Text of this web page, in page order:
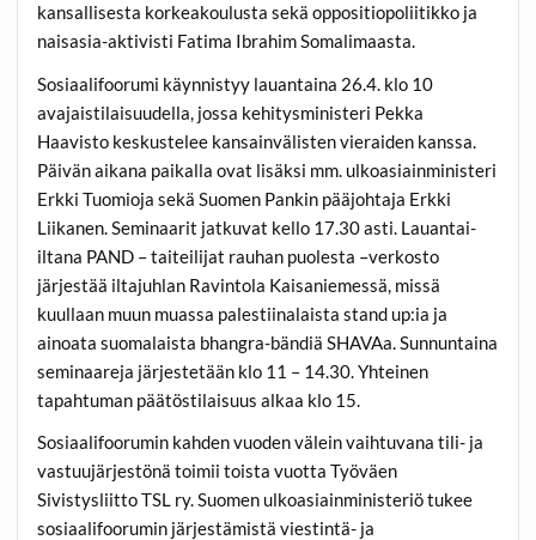
kansallisesta korkeakoulusta sekä oppositiopoliitikko ja
naisasia-aktivisti Fatima IbrahimSomalimaasta.
Sosiaalifoorumi käynnistyy lauantaina 26.4. klo 10
avajaistilaisuudella, jossa kehitysministeri Pekka
Haavisto keskustelee kansainvälisten vieraiden kanssa.
Päivän aikana paikalla ovat lisäksi mm. ulkoasiainministeri
Erkki Tuomioja sekä Suomen Pankin pääjohtaja Erkki
Liikanen . Seminaarit jatkuvat kello 17.30 asti. Lauantai-
iltana PAND – taiteilijat rauhan puolesta –verkosto
järjestää iltajuhlan Ravintola Kaisaniemessä, missä
kuullaan muun muassa palestiinalaista stand up:ia ja
ainoata suomalaista bhangra-bändiä SHAVAa. Sunnuntaina
seminaareja järjestetään klo 11 – 14.30. Yhteinen
tapahtuman päätöstilaisuus alkaa klo 15.
Sosiaalifoorumin kahden vuoden välein vaihtuvana tili- ja
vastuujärjestönä toimii toista vuotta Työväen
Sivistysliitto TSL ry. Suomen ulkoasiainministeriö tukee
sosiaalifoorumin järjestämistä viestintä- ja